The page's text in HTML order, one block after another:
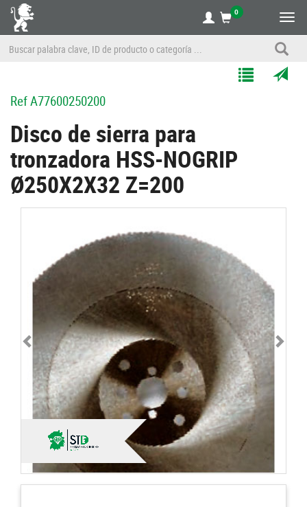
0
RefA77600250200
Disco de sierra para
tronzadora HSS-NOGRIP
Ø250X2X32 Z=200